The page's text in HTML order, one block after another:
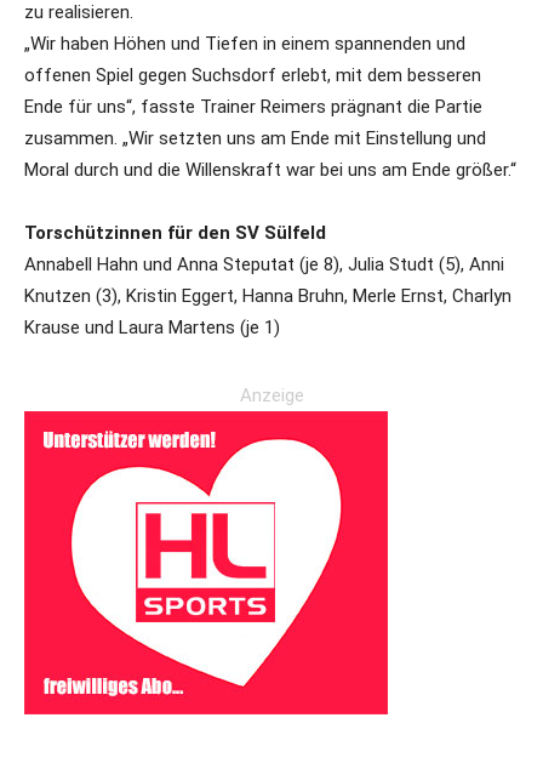
zu realisieren.
„Wir haben Höhen und Tiefen in einem spannenden und
offenen Spiel gegen Suchsdorf erlebt, mit dem besseren
Ende für uns“, fasste Trainer Reimers prägnant die Partie
zusammen. „Wir setzten uns am Ende mit Einstellung und
Moral durch und die Willenskraft war bei uns am Ende größer.“
Torschützinnen für den SV Sülfeld
Annabell Hahn und Anna Steputat (je 8), Julia Studt (5), Anni
Knutzen (3), Kristin Eggert, Hanna Bruhn, Merle Ernst, Charlyn
Krause und Laura Martens (je 1)
Anzeige